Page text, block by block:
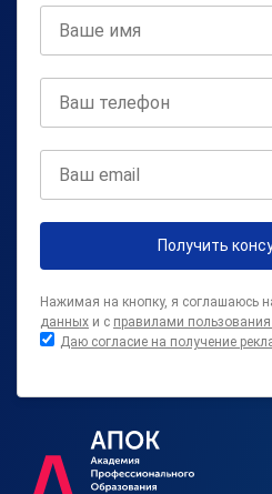
Получить
Нажимая на кнопку, я соглашаюсь
данных и с правилами
Даю согласие на получение